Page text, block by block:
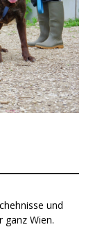
und
ganz Wien.